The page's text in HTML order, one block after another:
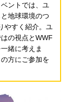
ントでは、ユ
地球環境のつ
やすく紹介。ユ
の視点とWWF
緒に考えま
方にご参加を